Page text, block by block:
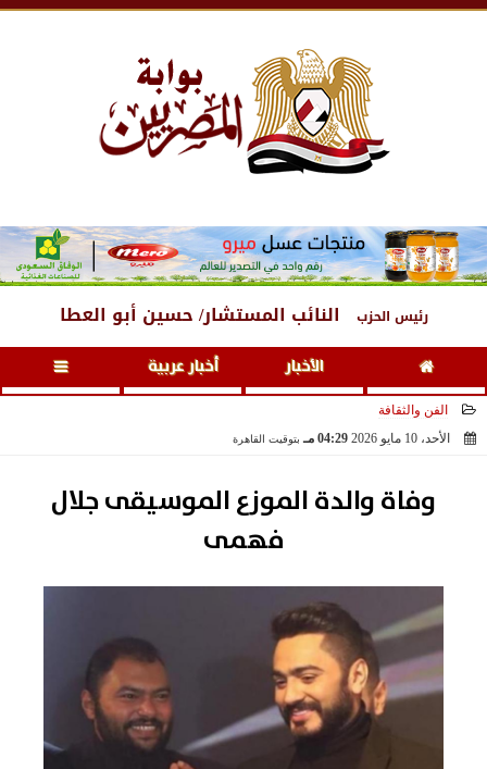
رئيس الحزب النائب المستشار/ حسين أبو العطا
الأخبار أخبار عربية
الفن والثقافة
الأحد، 10 مايو 2026
04:29 مـ بتوقيت القاهرة
وفاة والدة الموزع الموسيقى جلال
فهمى